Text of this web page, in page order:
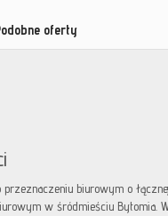
oferty
biurowym o
w śródmieściu Bytomia.